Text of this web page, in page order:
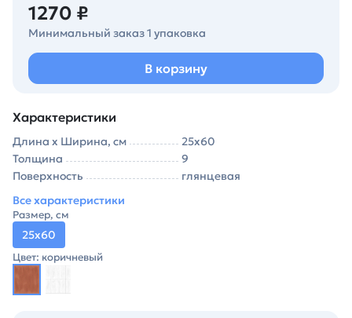
1270 ₽
Минимальный заказ 1 упаковка
В корзину
Характеристики
Длина х Ширина, см
25х60
Толщина
9
Поверхность
глянцевая
Все характеристики
Размер, см
25х60
Цвет: коричневый